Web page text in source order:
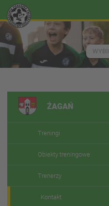
ŻAGAŃ
Treningi
Obiekty treningowe
Trenerzy
Kontakt